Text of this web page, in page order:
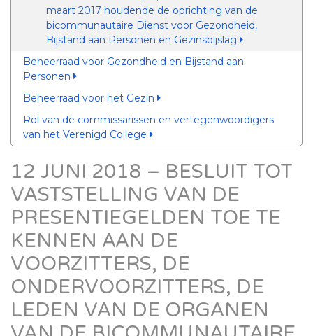
maart 2017 houdende de oprichting van de
bicommunautaire Dienst voor Gezondheid,
Bijstand aan Personen en Gezinsbijslag
Beheerraad voor Gezondheid en Bijstand aan
Personen
Beheerraad voor het Gezin
Rol van de commissarissen en vertegenwoordigers
van het Verenigd College
12 JUNI 2018 – BESLUIT TOT
VASTSTELLING VAN DE
PRESENTIEGELDEN TOE TE
KENNEN AAN DE
VOORZITTERS, DE
ONDERVOORZITTERS, DE
LEDEN VAN DE ORGANEN